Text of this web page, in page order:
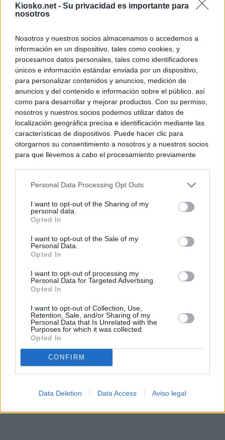
Kiosko.net - Su privacidad es importante para
nosotros
Nosotros y nuestros socios almacenamos o accedemos a
información en un dispositivo, tales como cookies, y
procesamos datos personales, tales como identificadores
únicos e información estándar enviada por un dispositivo,
para personalizar contenidos y anuncios, medición de
anuncios y del contenido e información sobre el público, así
como para desarrollar y mejorar productos. Con su permiso,
nosotros y nuestros socios podemos utilizar datos de
localización geográfica precisa e identificación mediante las
características de dispositivos. Puede hacer clic para
otorgarnos su consentimiento a nosotros y a nuestros socios
para que llevemos a cabo el procesamiento previamente
negar su consentimiento. Tenga en cuenta que algún
de su consentimiento, pero usted tiene el derecho de
rechazar tal procesamiento. Sus preferencias se aplicarán
cualquier momento entrando de nuevo en este sitio web o
visitando nuestra política de privacidad.
Personal Data Processing Opt Outs
I want to opt-out of the Sharing of my
personal data.
Opted In
I want to opt-out of the Sale of my
Personal Data.
Opted In
I want to opt-out of processing my
Personal Data for Targeted Advertising.
Opted In
I want to opt-out of Collection, Use,
Retention, Sale, and/or Sharing of my
Personal Data that Is Unrelated with the
Purposes for which it was collected.
Opted In
CONFIRM
Data Deletion Data Access Aviso legal